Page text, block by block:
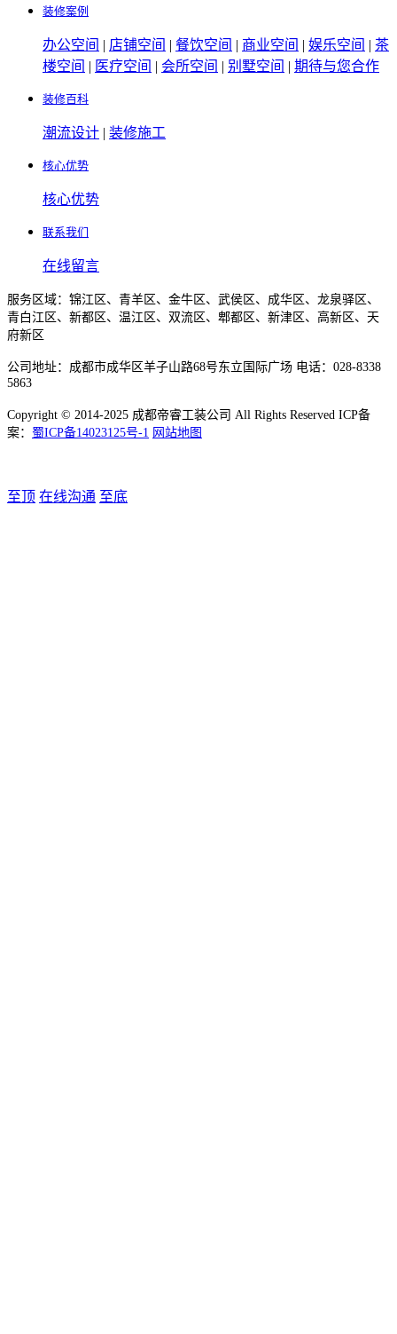
装修案例
办公空间 | 店铺空间 | 餐饮空间 | 商业空间 | 娱乐空间 | 茶
楼空间 | 医疗空间 | 会所空间 | 别墅空间 | 期待与您合作
装修百科
潮流设计 | 装修施工
核心优势
核心优势
联系我们
在线留言
服务区域：锦江区、青羊区、金牛区、武侯区、成华区、龙泉驿区、
青白江区、新都区、温江区、双流区、郫都区、新津区、高新区、天
府新区
公司地址：成都市成华区羊子山路68号东立国际广场 电话：028-8338
5863
Copyright © 2014-2025 成都帝睿工装公司 All Rights Reserved ICP备
案： 蜀ICP备14023125号-1 网站地图
至顶 在线沟通 至底